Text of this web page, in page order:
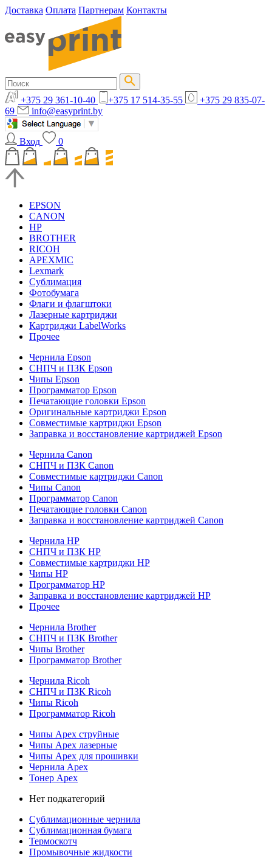
Доставка Оплата Партнерам Контакты
+375 29 361-10-40 +375 17 514-35-55
+375 29 835-07-
69
info@easyprint.by
Вход 0
EPSON
CANON
HP
BROTHER
RICOH
APEXMIC
Lexmark
Сублимация
Фотобумага
Флаги и флагштоки
Лазерные картриджи
Картриджи LabelWorks
Прочее
Чернила Epson
СНПЧ и ПЗК Epson
Чипы Epson
Программатор Epson
Печатающие головки Epson
Оригинальные картриджи Epson
Совместимые картриджи Epson
Заправка и восстановление картриджей Epson
Чернила Canon
СНПЧ и ПЗК Canon
Совместимые картриджи Canon
Чипы Canon
Программатор Canon
Печатающие головки Canon
Заправка и восстановление картриджей Canon
Чернила HP
СНПЧ и ПЗК HP
Совместимые картриджи HP
Чипы HP
Программатор HP
Заправка и восстановление картриджей HP
Прочее
Чернила Brother
СНПЧ и ПЗК Brother
Чипы Brother
Программатор Brother
Чернила Ricoh
СНПЧ и ПЗК Ricoh
Чипы Ricoh
Программатор Ricoh
Чипы Apex струйные
Чипы Apex лазерные
Чипы Apex для прошивки
Чернила Apex
Тонер Apex
Нет подкатегорий
Сублимационные чернила
Сублимационная бумага
Термоскотч
Промывочные жидкости